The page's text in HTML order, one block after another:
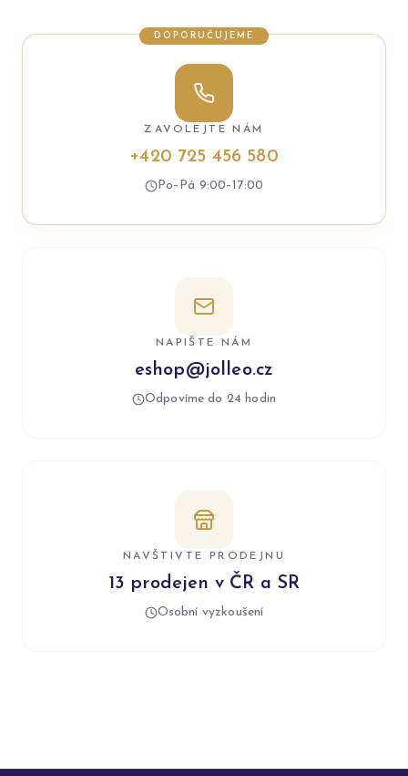
DOPORUČUJEME
ZAVOLEJTE NÁM
+420 725 456 580
Po–Pá 9:00–17:00
NAPIŠTE NÁM
eshop@jolleo.cz
Odpovíme do 24 hodin
NAVŠTIVTE PRODEJNU
13 prodejen v ČR a SR
Osobní vyzkoušení